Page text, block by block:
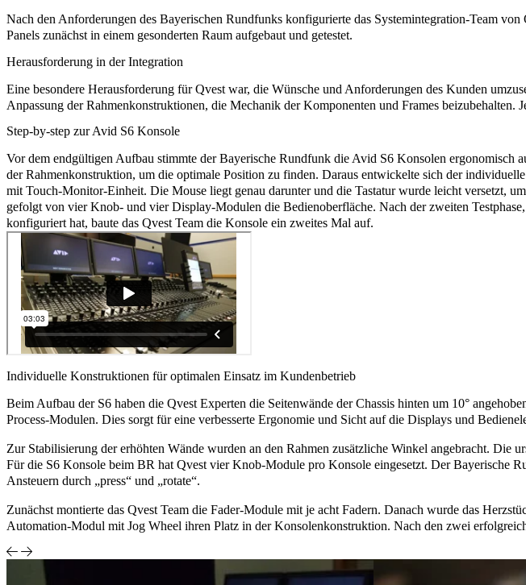
Nach den Anforderungen des Bayerischen Rundfunks konfigurierte das System­integration-Team
Panels zunächst in einem gesonderten Raum aufgebaut und getestet.
Herausforderung in der Integration
Eine besondere Herausforderung für Qvest war, die Wünsche und Anforderungen des Kunden
Anpassung der Rahmenkonstruktionen, die Mechanik der Komponenten und Frames
Step-by-step zur Avid S6 Konsole
Vor dem endgültigen Aufbau stimmte der Bayerische Rundfunk die Avid S6 Konsolen ergonomisch
der Rahmenkonstruktion, um die optimale Position zu finden. Daraus entwickelte sich der
mit Touch-Monitor-Einheit. Die Mouse liegt genau darunter und die Tastatur wurde leicht versetzt,
gefolgt von vier Knob- und vier Display-Modulen die Bedienoberfläche. Nach der zweiten
konfiguriert hat, baute das Qvest Team die Konsole ein zweites Mal auf.
Individuelle Konstruktionen für optimalen Einsatz im Kundenbetrieb
Beim Aufbau der S6 haben die Qvest Experten die Seitenwände der Chassis hinten um 10°
Process-Modulen. Dies sorgt für eine verbesserte Ergonomie und Sicht auf die Displays und
Zur Stabilisierung der erhöhten Wände wurden an den Rahmen zusätzliche Winkel angebracht.
Für die S6 Konsole beim BR hat Qvest vier Knob-Module pro Konsole eingesetzt. Der Bayerische
Ansteuern durch „press“ und „rotate“.
Zunächst montierte das Qvest Team die Fader-Module mit je acht Fadern. Danach wurde das
Automation-Modul mit Jog Wheel ihren Platz in der Konsolenkonstruktion. Nach den zwei